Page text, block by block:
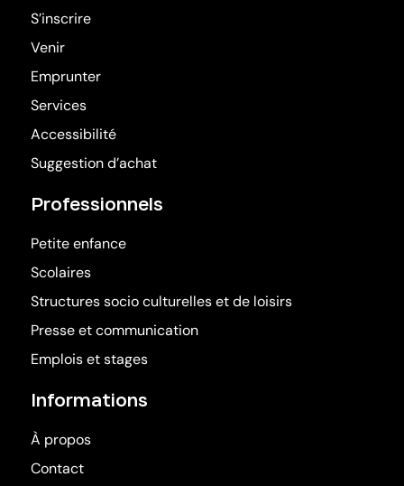
S’inscrire
Venir
Emprunter
Services
Accessibilité
Suggestion d’achat
Professionnels
Petite enfance
Scolaires
Structures socio culturelles et de loisirs
Presse et communication
Emplois et stages
Informations
À propos
Contact